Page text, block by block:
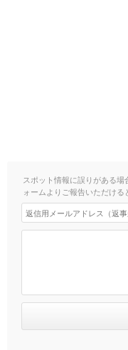
スポット情報に誤りがある
ォームよりご報告いただける